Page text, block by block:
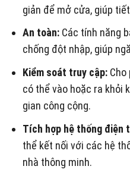
giản để mở cửa, giúp
An toàn: Các tính năng
chống đột nhập, giúp
Kiểm soát truy cập:
có thể vào hoặc ra khỏi
gian công cộng.
Tích hợp hệ thống điện
thể kết nối với các hệ
nhà thông minh.